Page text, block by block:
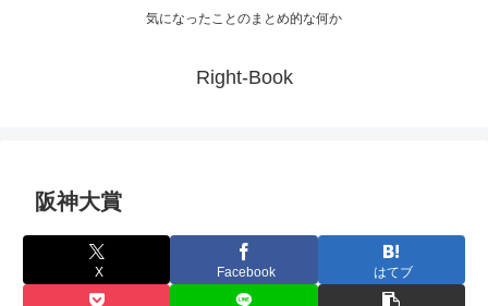
気になったことのまとめ的な何か
Right-Book
阪神大賞
X Facebook はてブ